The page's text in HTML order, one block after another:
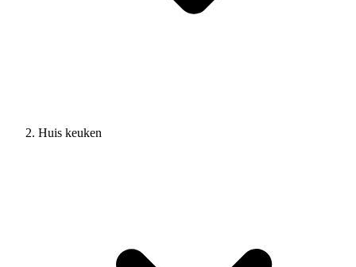
Huis keuken